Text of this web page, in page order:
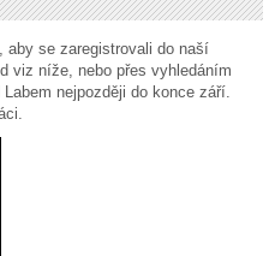
aby se zaregistrovali do naší
viz níže, nebo přes vyhledáním
nejpozději do konce září.